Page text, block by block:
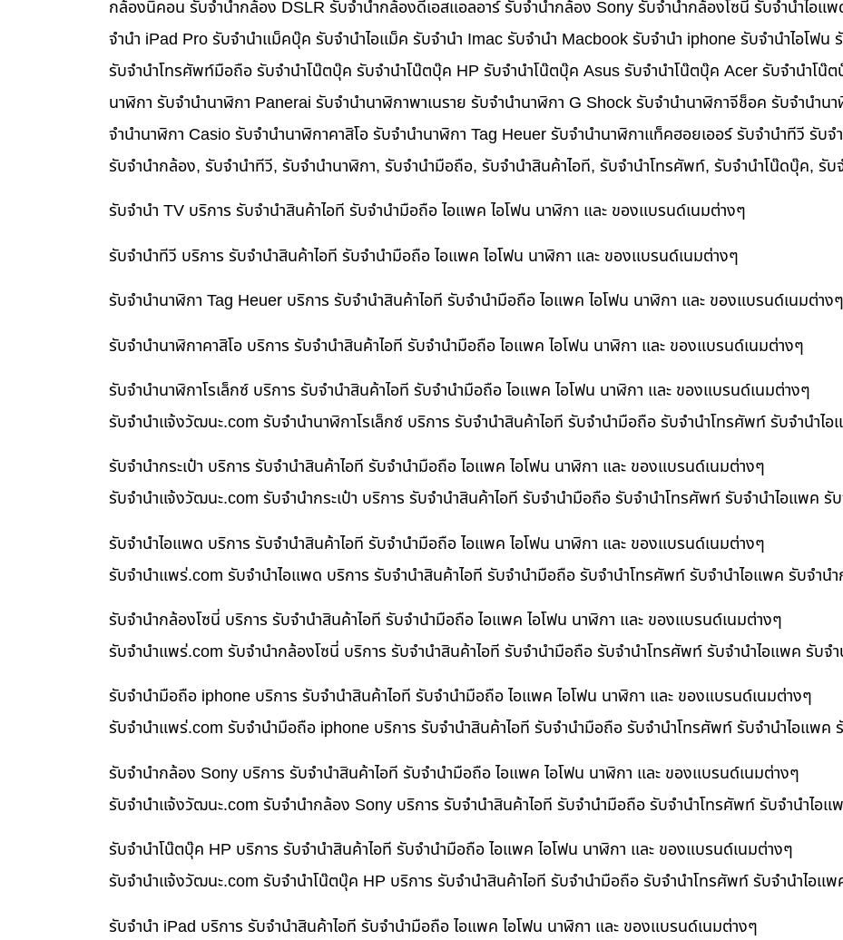
กล้องนิคอน รับจำนำกล้อง DSLR รับจำนำกล้องดีเอสแอลอาร์ รับจำนำกล้อง Sony รับจำนำกล้องโซนี่ รับจำนำไอแ
จำนำ iPad Pro รับจำนำแม็คบุ๊ค รับจำนำไอแม็ค รับจำนำ Imac รับจำนำ Macbook รับจำนำ iphone รับจำนำไอโฟน
รับจำนำโทรศัพท์มือถือ รับจำนำโน๊ตบุ๊ค รับจำนำโน๊ตบุ๊ค HP รับจำนำโน๊ตบุ๊ค Asus รับจำนำโน๊ตบุ๊ค Acer รับจำนำโน๊
นาฬิกา รับจำนำนาฬิกา Panerai รับจำนำนาฬิกาพาเนราย รับจำนำนาฬิกา G Shock รับจำนำนาฬิกาจีช็อค รับจำนำน
จำนำนาฬิกา Casio รับจำนำนาฬิกาคาสิโอ รับจำนำนาฬิกา Tag Heuer รับจำนำนาฬิกาแท็คฮอยเออร์ รับจำนำทีวี รับจ
รับจำนำกล้อง, รับจำนำทีวี, รับจำนำนาฬิกา, รับจำนำมือถือ, รับจำนำสินค้าไอที, รับจำนำโทรศัพท์, รับจำนำโน๊ดบุ๊ค, รับ
รับจำนำ TV บริการ รับจำนำสินค้าไอที รับจำนำมือถือ ไอแพค ไอโฟน นาฬิกา และ ของแบรนด์เนมต่างๆ
รับจำนำทีวี บริการ รับจำนำสินค้าไอที รับจำนำมือถือ ไอแพค ไอโฟน นาฬิกา และ ของแบรนด์เนมต่างๆ
รับจำนำนาฬิกา Tag Heuer บริการ รับจำนำสินค้าไอที รับจำนำมือถือ ไอแพค ไอโฟน นาฬิกา และ ของแบรนด์เนมต่างๆ
รับจำนำนาฬิกาคาสิโอ บริการ รับจำนำสินค้าไอที รับจำนำมือถือ ไอแพค ไอโฟน นาฬิกา และ ของแบรนด์เนมต่างๆ
รับจำนำนาฬิกาโรเล็กซ์ บริการ รับจำนำสินค้าไอที รับจำนำมือถือ ไอแพค ไอโฟน นาฬิกา และ ของแบรนด์เนมต่างๆ
รับจํานําแจ้งวัฒนะ.com รับจำนำนาฬิกาโรเล็กซ์ บริการ รับจำนำสินค้าไอที รับจำนำมือถือ รับจำนำโทรศัพท์ รับจำนำไอ
รับจำนำกระเป๋า บริการ รับจำนำสินค้าไอที รับจำนำมือถือ ไอแพค ไอโฟน นาฬิกา และ ของแบรนด์เนมต่างๆ
รับจํานําแจ้งวัฒนะ.com รับจำนำกระเป๋า บริการ รับจำนำสินค้าไอที รับจำนำมือถือ รับจำนำโทรศัพท์ รับจำนำไอแพค รั
รับจำนำไอแพด บริการ รับจำนำสินค้าไอที รับจำนำมือถือ ไอแพค ไอโฟน นาฬิกา และ ของแบรนด์เนมต่างๆ
รับจํานําแพร่.com รับจำนำไอแพด บริการ รับจำนำสินค้าไอที รับจำนำมือถือ รับจำนำโทรศัพท์ รับจำนำไอแพค รับจำน
รับจำนำกล้องโซนี่ บริการ รับจำนำสินค้าไอที รับจำนำมือถือ ไอแพค ไอโฟน นาฬิกา และ ของแบรนด์เนมต่างๆ
รับจํานําแพร่.com รับจำนำกล้องโซนี่ บริการ รับจำนำสินค้าไอที รับจำนำมือถือ รับจำนำโทรศัพท์ รับจำนำไอแพค รับจ
รับจำนำมือถือ iphone บริการ รับจำนำสินค้าไอที รับจำนำมือถือ ไอแพค ไอโฟน นาฬิกา และ ของแบรนด์เนมต่างๆ
รับจํานําแพร่.com รับจำนำมือถือ iphone บริการ รับจำนำสินค้าไอที รับจำนำมือถือ รับจำนำโทรศัพท์ รับจำนำไอแพค
รับจำนำกล้อง Sony บริการ รับจำนำสินค้าไอที รับจำนำมือถือ ไอแพค ไอโฟน นาฬิกา และ ของแบรนด์เนมต่างๆ
รับจํานําแจ้งวัฒนะ.com รับจำนำกล้อง Sony บริการ รับจำนำสินค้าไอที รับจำนำมือถือ รับจำนำโทรศัพท์ รับจำนำไอแ
รับจำนำโน๊ตบุ๊ค HP บริการ รับจำนำสินค้าไอที รับจำนำมือถือ ไอแพค ไอโฟน นาฬิกา และ ของแบรนด์เนมต่างๆ
รับจํานําแจ้งวัฒนะ.com รับจำนำโน๊ตบุ๊ค HP บริการ รับจำนำสินค้าไอที รับจำนำมือถือ รับจำนำโทรศัพท์ รับจำนำไอแ
รับจำนำ iPad บริการ รับจำนำสินค้าไอที รับจำนำมือถือ ไอแพค ไอโฟน นาฬิกา และ ของแบรนด์เนมต่างๆ